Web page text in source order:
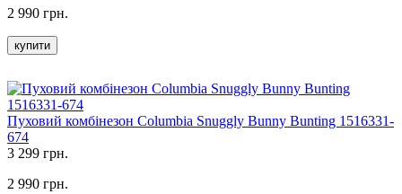
2 990 грн.
купити
Пуховий комбінезон Columbia Snuggly Bunny Bunting 1516331-
674
3 299 грн.
2 990 грн.